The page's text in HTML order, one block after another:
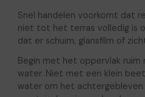
Snel handelen voorkomt dat
niet tot het terras volledig is
dat er schuim, glansfilm of
Begin met het oppervlak
water. Niet met een klein
water om het achtergebleven